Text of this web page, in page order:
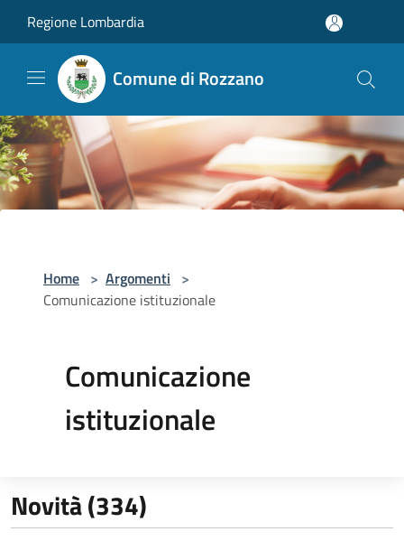
Regione Lombardia
Comune di Rozzano
Home > Argomenti >
Comunicazione istituzionale
Comunicazione
istituzionale
Novità (334)